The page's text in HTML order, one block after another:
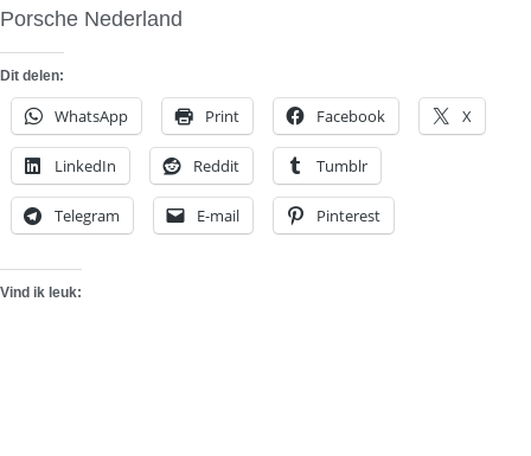
Porsche Nederland
Dit delen:
WhatsApp Print Facebook X
LinkedIn Reddit Tumblr
Telegram E-mail Pinterest
Vind ik leuk: